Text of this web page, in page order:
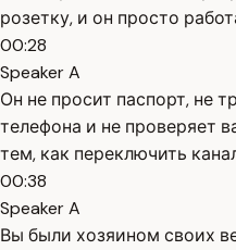
розетку, и он просто
00:28
Speaker A
Он не просит паспорт, не
телефона и не проверяет
тем, как переключить
00:38
Speaker A
Вы были хозяином своих